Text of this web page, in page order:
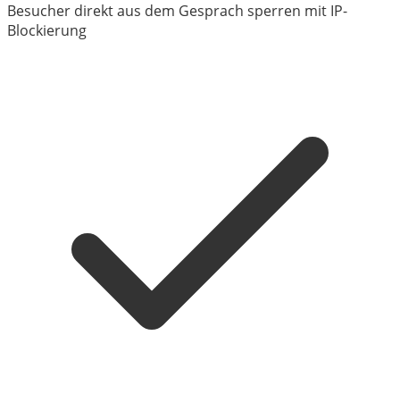
Besucher direkt aus dem Gesprach sperren mit IP-
Blockierung